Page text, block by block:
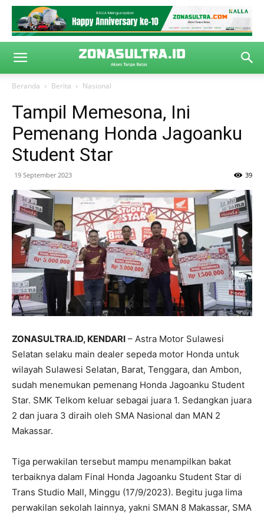
Beranda Berita Nasional
Tampil Memesona, Ini
Pemenang Honda Jagoanku
Student Star
19 September 2023 39
ZONASULTRA.ID, KENDARI – Astra Motor Sulawesi
Selatan selaku main dealer sepeda motor Honda untuk
wilayah Sulawesi Selatan, Barat, Tenggara, dan Ambon,
sudah menemukan pemenang Honda Jagoanku Student
Star. SMK Telkom keluar sebagai juara 1. Sedangkan juara
2 dan juara 3 diraih oleh SMA Nasional dan MAN 2
Makassar.
Tiga perwakilan tersebut mampu menampilkan bakat
terbaiknya dalam Final Honda Jagoanku Student Star di
Trans Studio Mall, Minggu (17/9/2023). Begitu juga lima
perwakilan sekolah lainnya, yakni SMAN 8 Makassar, SMA